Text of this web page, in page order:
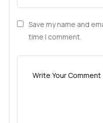
Save my name and
time I comment.